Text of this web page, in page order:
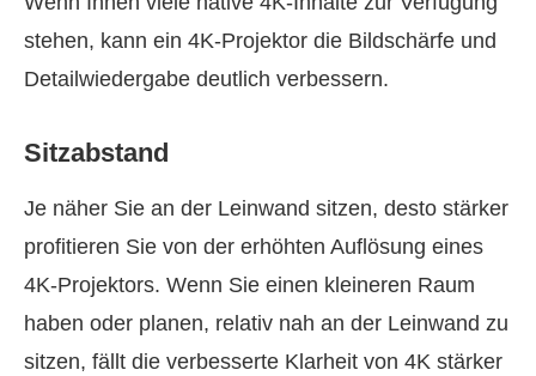
stehen, kann ein 4K‑Projektor die Bildschärfe und
Detailwiedergabe deutlich verbessern.
Sitzabstand
Je näher Sie an der Leinwand sitzen, desto stärker
profitieren Sie von der erhöhten Auflösung eines
4K‑Projektors. Wenn Sie einen kleineren Raum
haben oder planen, relativ nah an der Leinwand zu
sitzen, fällt die verbesserte Klarheit von 4K stärker